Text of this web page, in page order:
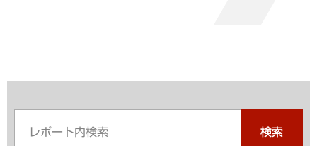
検索